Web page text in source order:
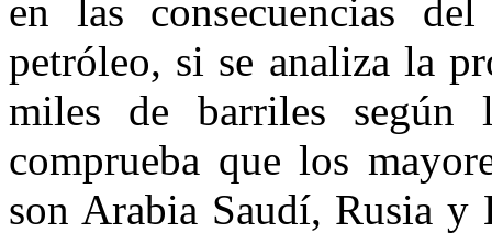
en las consecuencias
petróleo, si se analiza la
miles de barriles según
comprueba que los
son Arabia Saudí, Rusia y